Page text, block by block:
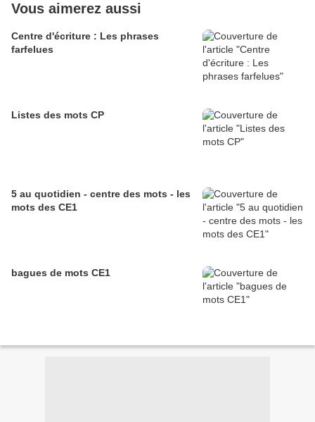
Vous aimerez aussi
Centre d'écriture : Les phrases
farfelues
Listes des mots CP
5 au quotidien - centre des mots - les
mots des CE1
bagues de mots CE1